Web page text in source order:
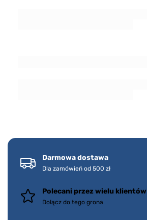
Darmowa dostawa
Dla zamówień od 500 zł
Polecani przez wielu klientów
Dołącz do tego grona